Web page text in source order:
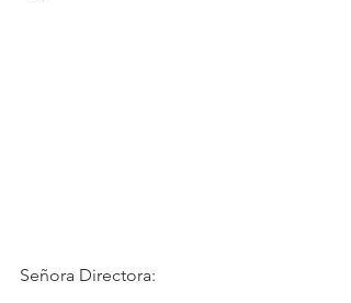
Señora Directora: